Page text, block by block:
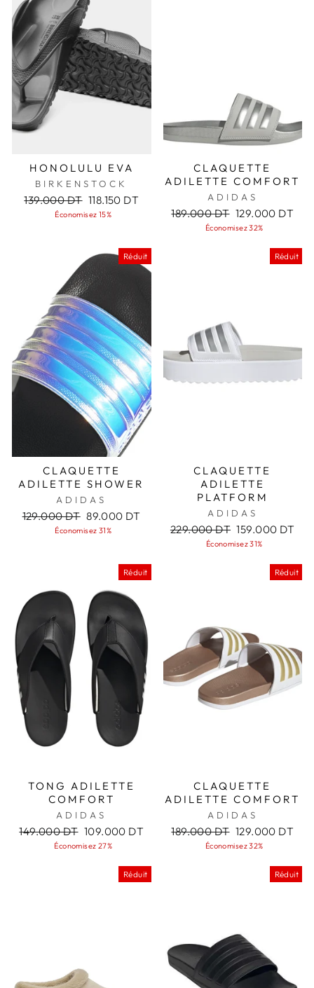
HONOLULU EVA
BIRKENSTOCK
Prix
régulier
139.000 DT Prix
réduit
118.150 DT
Économisez 15%
CLAQUETTE
ADILETTE COMFORT
ADIDAS
Prix
régulier
189.000 DT Prix
réduit
129.000 DT
Économisez 32%
Réduit
CLAQUETTE
ADILETTE SHOWER
ADIDAS
Prix
régulier
129.000 DT Prix
réduit
89.000 DT
Économisez 31%
Réduit
CLAQUETTE
ADILETTE
PLATFORM
ADIDAS
Prix
régulier
229.000 DT Prix
réduit
159.000 DT
Économisez 31%
Réduit
TONG ADILETTE
COMFORT
ADIDAS
Prix
régulier
149.000 DT Prix
réduit
109.000 DT
Économisez 27%
Réduit
CLAQUETTE
ADILETTE COMFORT
ADIDAS
Prix
régulier
189.000 DT Prix
réduit
129.000 DT
Économisez 32%
Réduit Réduit